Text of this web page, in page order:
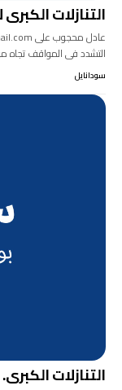
التنازلات
التشدد فى المواقف تجاه
سودانايل
التنازلات